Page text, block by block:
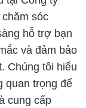
trọng để
cấp
và am hiểu
cùng bạn từ
bạn sẽ